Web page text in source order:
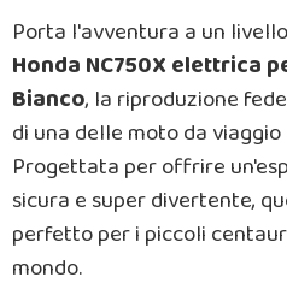
Porta l'avventura a un
Honda NC750X elettrica
Bianco, la riproduzione
di una delle moto da
Progettata per offrire
sicura e super divertente,
perfetto per i piccoli
mondo.